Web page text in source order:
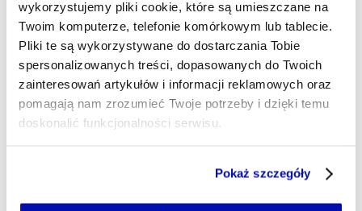
wykorzystujemy pliki cookie, które są umieszczane na
Twoim komputerze, telefonie komórkowym lub tablecie.
Pliki te są wykorzystywane do dostarczania Tobie
spersonalizowanych treści, dopasowanych do Twoich
zainteresowań artykułów i informacji reklamowych oraz
pomagają nam zrozumieć Twoje potrzeby i dzięki temu
doskonalić funkcjonalności serwisu.
Jeżeli nie wyrażasz zgody na zapisywanie plików cookie,
Pokaż szczegóły
Udostępnij na LinkedIn
Udostępnij na Twitterze
Udostępnij na
Udostępnij
Strona główna Na żywo
Policja doprowadzi Zbigniewa
Ziobrę na komisję ds. Pegasusa? Adam Bodnar przekazał wniosek